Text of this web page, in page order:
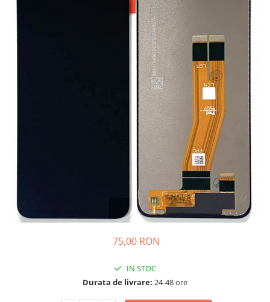
Ecrane Vivo
Componente GSM
Acumulatori
75,00 RON
IN STOC
Durata de livrare: 24-48 ore